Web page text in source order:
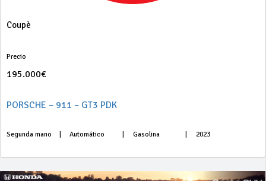
Coupè
Precio
195.000€
PORSCHE – 911 – GT3 PDK
Segunda mano Automático Gasolina 2023